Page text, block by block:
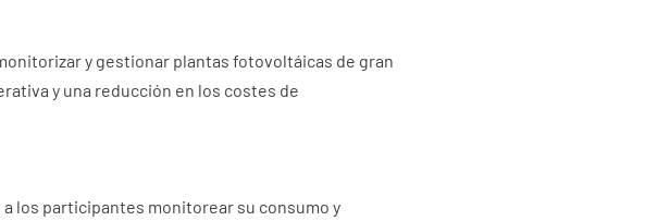
y gestionar plantas fotovoltáicas de gran
y una reducción en los costes de
los participantes monitorear su consumo y